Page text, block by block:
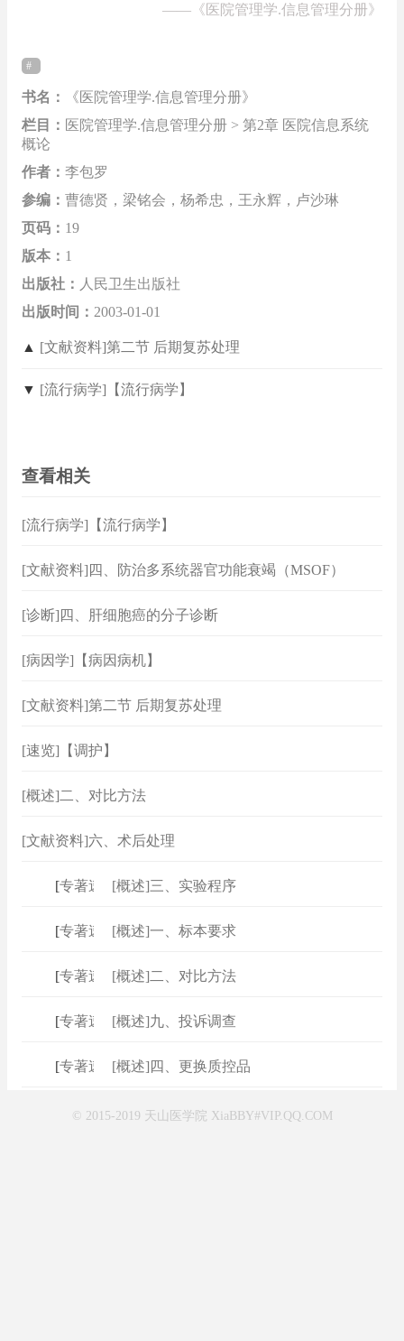
—— 《医院管理学.信息管理分册》
书名：
《医院管理学.信息管理分册》
栏目： 医院管理学.信息管理分册 > 第2章 医院信息系统
概论
作者： 李包罗
参编： 曹德贤，梁铭会，杨希忠，王永辉，卢沙琳
页码： 19
版本： 1
出版社： 人民卫生出版社
出版时间： 2003-01-01
▲ [文献资料]第二节 后期复苏处理
▼ [流行病学]【流行病学】
查看相关
[流行病学]【流行病学】
[文献资料]四、防治多系统器官功能衰竭（MSOF）
[诊断]四、肝细胞癌的分子诊断
[病因学]【病因病机】
[文献资料]第二节 后期复苏处理
[速览]【调护】
[概述]二、对比方法
[文献资料]六、术后处理
专著速查 ]
[概述]三、实验程序
专著速查 ]
[概述]一、标本要求
专著速查 ]
[概述]二、对比方法
专著速查 ]
[概述]九、投诉调查
专著速查 ]
[概述]四、更换质控品
© 2015-2019 天山医学院 XiaBBY#VIP.QQ.COM